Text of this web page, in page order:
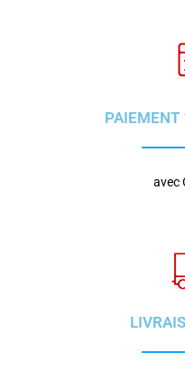
PAIEMENT
avec